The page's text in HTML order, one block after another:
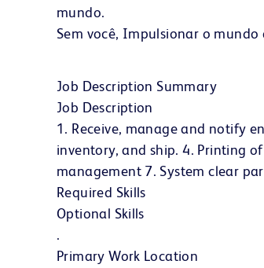
mundo.
Sem você, Impulsionar o mundo
Job Description Summary
Job Description
1. Receive, manage and notify
inventory, and ship. 4. Printing
management 7. System clear
Required Skills
Optional Skills
.
Primary Work Location